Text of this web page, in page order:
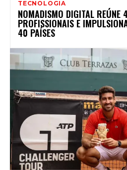
TECNOLOGIA
NOMADISMO DIGITAL REÚNE
PROFISSIONAIS E
40 PAÍSES